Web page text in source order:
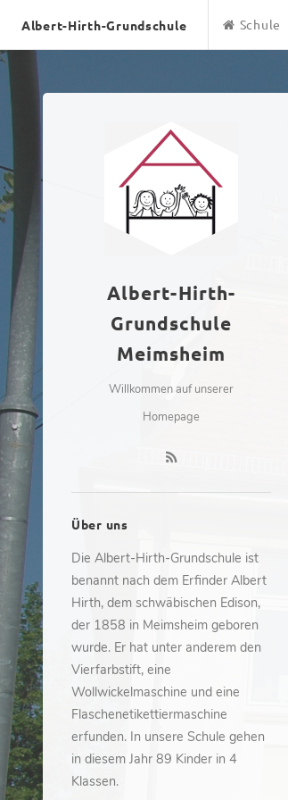
Albert-Hirth-Grundschule Schule
Albert-Hirth-
Grundschule
Meimsheim
Willkommen auf unserer
Homepage
Über uns
Die Albert-Hirth-Grundschule ist
benannt nach dem Erfinder Albert
Hirth, dem schwäbischen Edison,
der 1858 in Meimsheim geboren
wurde. Er hat unter anderem den
Vierfarbstift, eine
Wollwickelmaschine und eine
Flaschenetikettiermaschine
erfunden. In unsere Schule gehen
in diesem Jahr 89 Kinder in 4
Klassen.